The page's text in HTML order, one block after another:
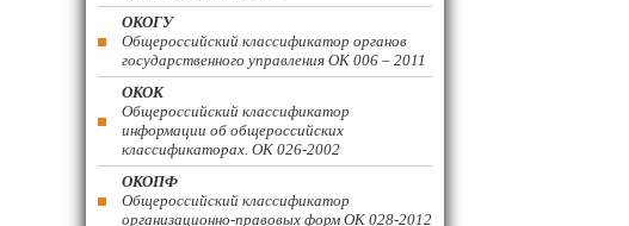
ОКОГУ
Общероссийский классификатор органов
государственного управления ОК 006 – 2011
ОКОК
Общероссийский классификатор
информации об общероссийских
классификаторах. ОК 026-2002
ОКОПФ
Общероссийский классификатор
организационно-правовых форм ОК 028-2012